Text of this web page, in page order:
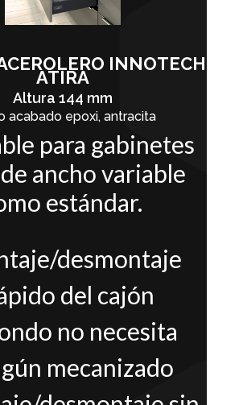
INNOTECH
ATIRA
Altura 144 mm
acabado epoxi, antracita
para gabinetes
ancho variable
estándar.
desmontaje
del cajón
no necesita
mecanizado